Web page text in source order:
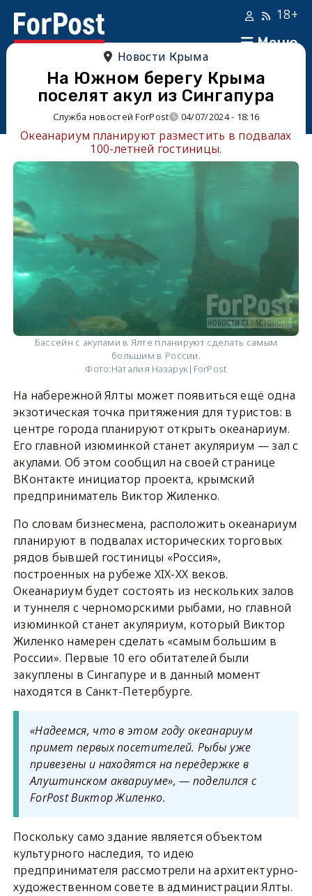
Меню
18+
Новости Крыма
На Южном берегу Крыма
поселят акул из Сингапура
Служба новостей ForPost 04/07/2024 - 18:16
Океанариум планируют разместить в подвалах
100-летней гостиницы.
Бассейн с акулами в Ялте планируют сделать самым
большим в России.
Фото:Наталия Назарук|ForPost
На набережной Ялты может появиться ещё одна
экзотическая точка притяжения для туристов: в
центре города планируют открыть океанариум.
Его главной изюминкой станет акуляриум — зал с
акулами. Об этом сообщил на своей странице
ВКонтакте инициатор проекта, крымский
предприниматель Виктор Жиленко.
По словам бизнесмена, расположить океанариум
планируют в подвалах исторических торговых
рядов бывшей гостиницы «Россия»,
построенных на рубеже XIX-XX веков.
Океанариум будет состоять из нескольких залов
и туннеля с черноморскими рыбами, но главной
изюминкой станет акуляриум, который Виктор
Жиленко намерен сделать «самым большим в
России». Первые 10 его обитателей были
закуплены в Сингапуре и в данный момент
находятся в Санкт-Петербурге.
«Надеемся, что в этом году океанариум
примет первых посетителей. Рыбы уже
привезены и находятся на передержке в
Алуштинском аквариуме», — поделился с
ForPost Виктор Жиленко.
Поскольку само здание является объектом
культурного наследия, то идею
предпринимателя рассмотрели на архитектурно-
художественном совете в администрации Ялты.